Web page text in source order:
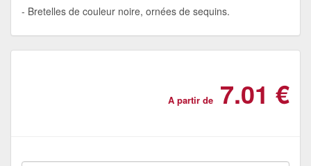
Bretelles de couleur noire, ornées de sequins.
A partir de 7.01 €